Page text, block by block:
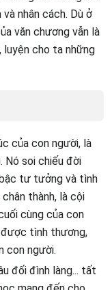
nhân cách. Dù ở
văn chương vẫn là
cho ta những
của con người, là
Nó soi chiếu đời
tư tưởng và tình
thành, là cội
cùng của con
được tình thương,
con người.
đối đình làng... tất